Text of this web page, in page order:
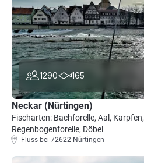
1290 165
Neckar (Nürtingen)
Fischarten: Bachforelle, Aal, Karpfen,
Regenbogenforelle, Döbel
Fluss bei 72622 Nürtingen